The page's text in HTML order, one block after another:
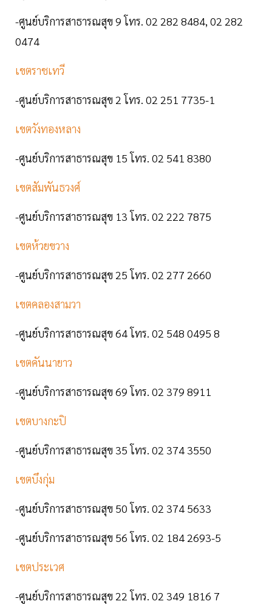
-ศูนย์บริการสาธารณสุข 9 โทร. 02 282 8484, 02 282
0474
เขตราชเทวี
-ศูนย์บริการสาธารณสุข 2 โทร. 02 251 7735-1
เขตวังทองหลาง
-ศูนย์บริการสาธารณสุข 15 โทร. 02 541 8380
เขตสัมพันธวงศ์
-ศูนย์บริการสาธารณสุข 13 โทร. 02 222 7875
เขตห้วยขวาง
-ศูนย์บริการสาธารณสุข 25 โทร. 02 277 2660
เขตคลองสามวา
-ศูนย์บริการสาธารณสุข 64 โทร. 02 548 0495 8
เขตคันนายาว
-ศูนย์บริการสาธารณสุข 69 โทร. 02 379 8911
เขตบางกะปิ
-ศูนย์บริการสาธารณสุข 35 โทร. 02 374 3550
เขตบึงกุ่ม
-ศูนย์บริการสาธารณสุข 50 โทร. 02 374 5633
-ศูนย์บริการสาธารณสุข 56 โทร. 02 184 2693-5
เขตประเวศ
-ศูนย์บริการสาธารณสุข 22 โทร. 02 349 1816 7